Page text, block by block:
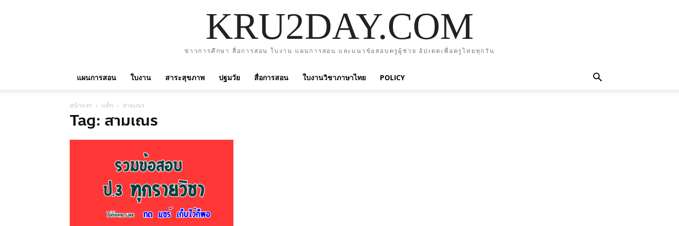
KRU2DAY.COM
ข่าวการศึกษา สื่อการสอน ใบงาน แผนการสอน และแนวข้อสอบครูผู้ช่วย อัปเดตเพื่อครูไทยทุกวัน
แผนการสอน ใบงาน สาระสุขภาพ ปฐมวัย สื่อการสอน ใบงานวิชาภาษาไทย POLICY
หน้าแรก แท็ก สามเณร
Tag: สามเณร